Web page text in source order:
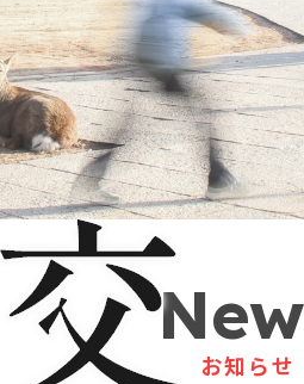
お知らせ